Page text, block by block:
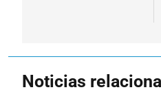
Noticias